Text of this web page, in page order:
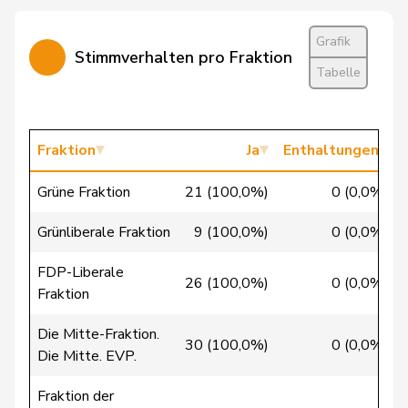
Chappuis
M-E
Chollet
NE
Clivaz
GRÜNE G
VS
Cottier
Damien FDP
NE
Crottaz
Brigitte SP
VD
Dandrès
Christian SP
GE
de
Stimmverhalten pro Fraktion
Grafik
Tabelle
Fraktion Ja Enthaltungen
Grüne Fraktion 21 (100,0%)
0 (0,0%)
Grünliberale Fraktion
9 (100,0%)
0 (0,0%)
FDP-Liberale
Fraktion
26 (100,0%) 0 (0,0%)
Die Mitte-Fraktion.
Die Mitte. EVP.
30 (100,0%) 0 (0,0%)
Fraktion der